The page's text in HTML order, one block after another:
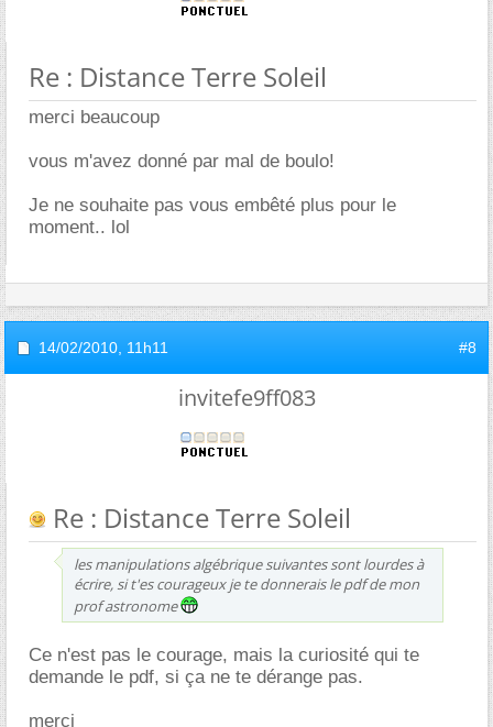
Re : Distance Terre Soleil
merci beaucoup
vous m'avez donné par mal de boulo!
Je ne souhaite pas vous embêté plus pour le
moment.. lol
14/02/2010, 11h11 #8
invitefe9ff083
Re : Distance Terre Soleil
les manipulations algébrique suivantes sont lourdes à
écrire, si t'es courageux je te donnerais le pdf de mon
prof astronome
Ce n'est pas le courage, mais la curiosité qui te
demande le pdf, si ça ne te dérange pas.
merci